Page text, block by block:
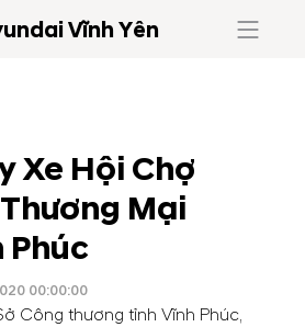
Vĩnh Yên
Xe Hội Chợ
Mại
Phúc
00:00:00
Công thương tỉnh Vĩnh Phúc,